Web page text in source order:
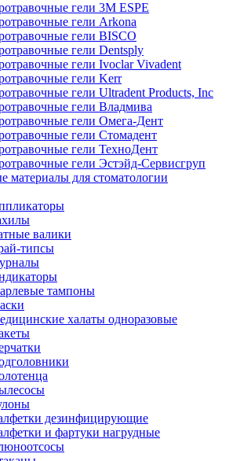
гели 3М ESPE
гели Arkona
гели BISCO
гели Dentsply
гели Ivoclar Vivadent
гели Kerr
гели Ultradent Products, Inc
гели Владмива
гели Омега-Дент
гели Стомадент
гели ТехноДент
гели Эстэйд-Сервисгруп
материалы для стоматологии
валики
типсы
тампоны
халаты одноразовые
дезинфицирующие
и фартуки нагрудные